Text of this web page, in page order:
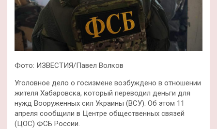
Фото: ИЗВЕСТИЯ/Павел Волков
Уголовное дело о госизмене возбуждено в отношении
жителя Хабаровска, который переводил деньги для
нужд Вооруженных сил Украины (ВСУ). Об этом 11
апреля сообщили в Центре общественных связей
(ЦОС) ФСБ России.